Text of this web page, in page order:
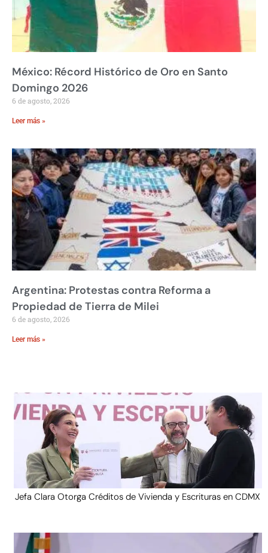
México: Récord Histórico de Oro en Santo
Domingo 2026
6 de agosto, 2026
Leer más »
Argentina: Protestas contra Reforma a
Propiedad de Tierra de Milei
6 de agosto, 2026
Leer más »
Jefa Clara Otorga Créditos de Vivienda y Escrituras en CDMX